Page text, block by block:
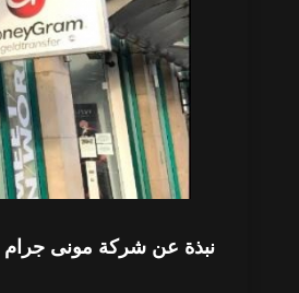
نبذة عن شركة مونى جرام